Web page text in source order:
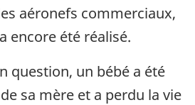
aéronefs commerciaux,
encore été réalisé.
question, un bébé a été
sa mère et a perdu la vie